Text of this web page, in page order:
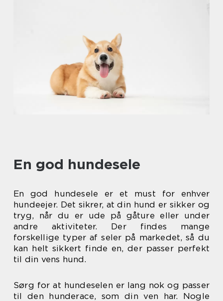
En god hundesele
En god hundesele er et must for enhver
hundeejer. Det sikrer, at din hund er sikker og
tryg, når du er ude på gåture eller under
andre aktiviteter. Der findes mange
forskellige typer af seler på markedet, så du
kan helt sikkert finde en, der passer perfekt
til din vens hund.
Sørg for at hundeselen er lang nok og passer
til den hunderace, som din ven har. Nogle